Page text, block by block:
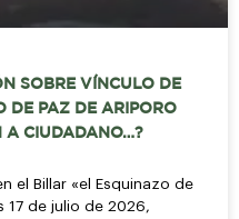
SOBRE VÍNCULO DE
DE PAZ DE ARIPORO
A CIUDADANO…?
el Billar «el Esquinazo de
17 de julio de 2026,